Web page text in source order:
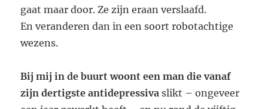
gaat maar door. Ze zijn eraan verslaafd.
En veranderen dan in een soort robotachtige
wezens.
Bij mij in de buurt woont een man die vanaf
zijn dertigste antidepressiva slikt – ongeveer